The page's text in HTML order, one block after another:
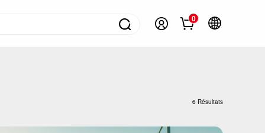
Réfrigérateurs
0
6 Résultats